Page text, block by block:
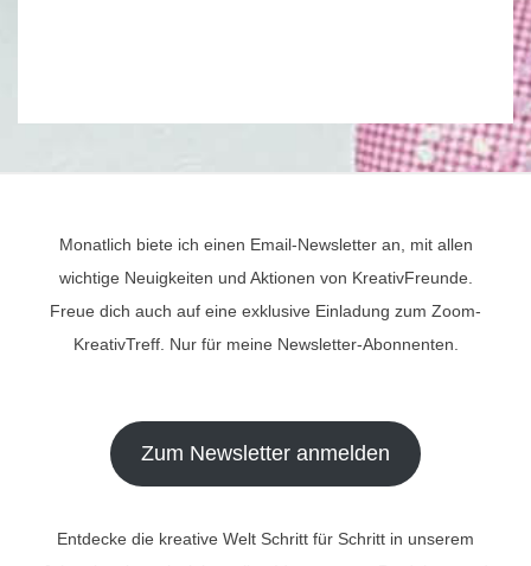
Monatlich biete ich einen Email-Newsletter an, mit allen
wichtige Neuigkeiten und Aktionen von KreativFreunde.
Freue dich auch auf eine exklusive Einladung zum Zoom-
KreativTreff. Nur für meine Newsletter-Abonnenten.
Zum Newsletter anmelden
Entdecke die kreative Welt Schritt für Schritt in unserem